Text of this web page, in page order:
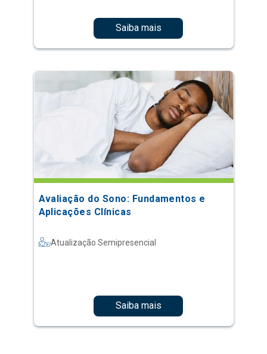
Saiba mais
Avaliação do Sono: Fundamentos e
Aplicações Clínicas
Atualização Semipresencial
Saiba mais